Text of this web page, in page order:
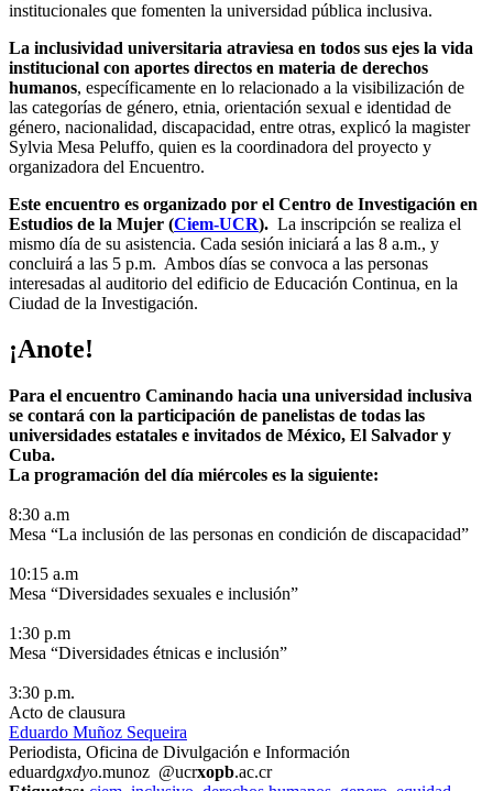
institucionales que fomenten la universidad pública inclusiva.
La inclusividad universitaria atraviesa en todos sus ejes la vida
institucional con aportes directos en materia de derechos
humanos, específicamente en lo relacionado a la visibilización de
las categorías de género, etnia, orientación sexual e identidad de
género, nacionalidad, discapacidad, entre otras, explicó la magister
Sylvia Mesa Peluffo, quien es la coordinadora del proyecto y
organizadora del Encuentro.
Este encuentro es organizado por el Centro de Investigación en
Estudios de la Mujer (Ciem-UCR). La inscripción se realiza el
mismo día de su asistencia. Cada sesión iniciará a las 8 a.m., y
concluirá a las 5 p.m. Ambos días se convoca a las personas
interesadas al auditorio del edificio de Educación Continua, en la
Ciudad de la Investigación.
¡Anote!
Para el encuentro Caminando hacia una universidad inclusiva
se contará con la participación de panelistas de todas las
universidades estatales e invitados de México, El Salvador y
Cuba.
La programación del día miércoles es la siguiente:
8:30 a.m
Mesa “La inclusión de las personas en condición de discapacidad”
10:15 a.m
Mesa “Diversidades sexuales e inclusión”
1:30 p.m
Mesa “Diversidades étnicas e inclusión”
3:30 p.m.
Acto de clausura
Eduardo Muñoz Sequeira
Periodista, Oficina de Divulgación e Información
eduardgxdyo.munoz @ucrxopb.ac.cr